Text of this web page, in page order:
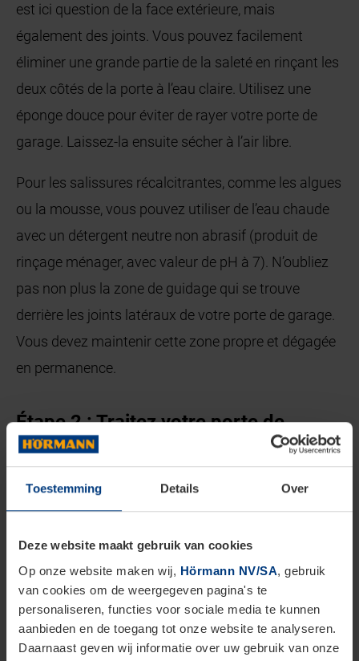
Toestemming Details Over
Deze website maakt gebruik van cookies
Op onze website maken wij, Hörmann NV/SA, gebruik
van cookies om de weergegeven pagina's te
personaliseren, functies voor sociale media te kunnen
aanbieden en de toegang tot onze website te analyseren.
Daarnaast geven wij informatie over uw gebruik van onze
est ici question de la face extérieure, mais
également des joints. Vous pouvez facilement
éliminer une grande partie de la saleté en rinçant les
deux côtés de la porte à l’eau claire. Utilisez une
éponge douce pour éviter de rayer votre porte de
garage. Laissez-la ensuite sécher à l’air libre.
Pour les salissures récalcitrantes, comme les algues
ou la mousse, vous pouvez utiliser de l’eau chaude
avec un détergent neutre non abrasif (produit de
rinçage ménager, avec valeur de pH à 7). N’oubliez
pas non plus la zone de guidage qui se trouve
derrière les joints latéraux de votre porte de garage.
Vous devez maintenir cette zone propre et dégagée
en permanence.
Étape 2 : Traitez votre porte de
garage et protégez-la comme elle le
mérite
Après le nettoyage, nous vous conseillons de vous
attarder un peu plus sur les différents éléments de
votre porte de garage. Protégez votre porte en y
appliquant de la cire de carrosserie afin d’évacuer
l’excès d’humidité. Graissez également tous les
joints avec de la vaseline pour qu’ils restent souples.